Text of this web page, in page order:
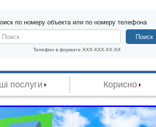
по номеру объекта или по номеру телефона
Телефон в формате XXX-XXX-XX-XX
Поиск
послуги Корисно